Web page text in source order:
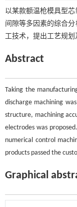
以某款额温枪模具型
间隙等多因素的综合
工技术，提出工艺规划
Abstract
Taking the
discharge machining
structure, machining
electrodes was
numerical control
products passed the
Graphical